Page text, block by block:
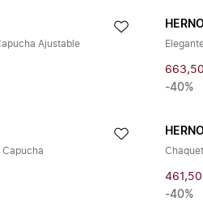
Ajustable
HERNO
-40%
HERNO
-40%